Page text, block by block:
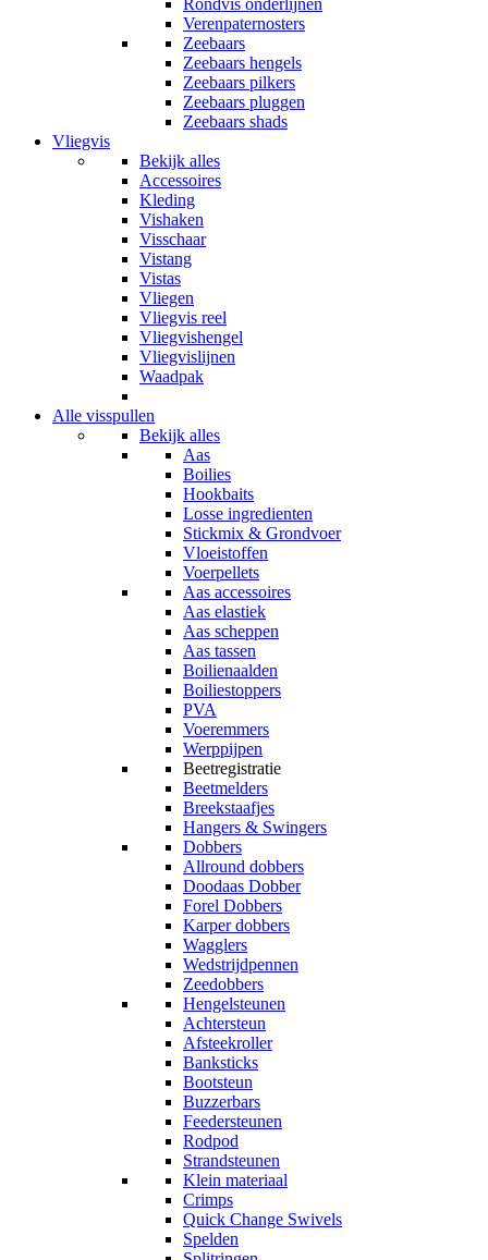
Rondvis onderlijnen
Verenpaternosters
Zeebaars
Zeebaars hengels
Zeebaars pilkers
Zeebaars pluggen
Zeebaars shads
Vliegvis
Bekijk alles
Accessoires
Kleding
Vishaken
Visschaar
Vistang
Vistas
Vliegen
Vliegvis reel
Vliegvishengel
Vliegvislijnen
Waadpak
Alle visspullen
Bekijk alles
Aas
Boilies
Hookbaits
Losse ingredienten
Stickmix & Grondvoer
Vloeistoffen
Voerpellets
Aas accessoires
Aas elastiek
Aas scheppen
Aas tassen
Boilienaalden
Boiliestoppers
PVA
Voeremmers
Werppijpen
Beetregistratie
Beetmelders
Breekstaafjes
Hangers & Swingers
Dobbers
Allround dobbers
Doodaas Dobber
Forel Dobbers
Karper dobbers
Wagglers
Wedstrijdpennen
Zeedobbers
Hengelsteunen
Achtersteun
Afsteekroller
Banksticks
Bootsteun
Buzzerbars
Feedersteunen
Rodpod
Strandsteunen
Klein materiaal
Crimps
Quick Change Swivels
Spelden